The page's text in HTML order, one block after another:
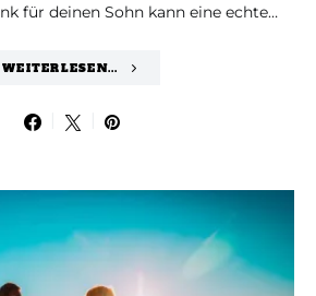
für deinen Sohn kann eine echte…
WEITERLESEN...